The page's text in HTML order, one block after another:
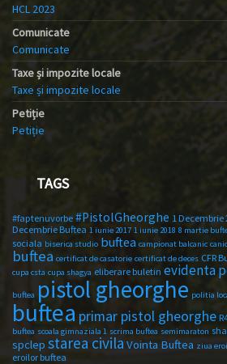
HCL 2023
Comunicate
Comunicate
Taxe și impozite locale
Taxe și impozite locale
Petiție
Petiție
TAGS
#faptenuvorbe #PistolGheorghe 1 Decembrie
Decembrie Buftea 1 iunie 2017 1 iunie 2018 8 martie
sociala biserica studio buftea campionat balcanic
buftea certificat de casatorie certificat de deces CFR
cupa csta cupa shagya eliberare buletin evidenta
buftea pistol gheorghe politia
buftea primar pistol gheorghe
buftea scoala gimnaziala 1 scrima buftea semimaraton
spclep starea civila Vointa Buftea ziua
eroilor buftea